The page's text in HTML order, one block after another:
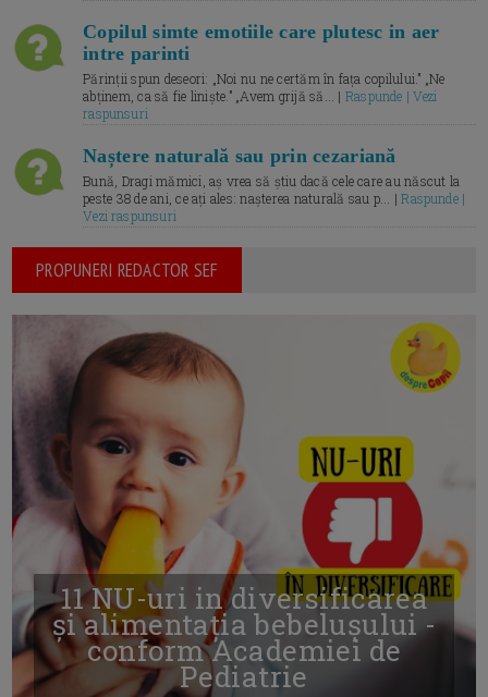
Copilul simte emotiile care plutesc in aer
intre parinti
Părinții spun deseori: „Noi nu ne certăm în fața copilului.” „Ne
abținem, ca să fie liniște.” „Avem grijă să... | Raspunde | Vezi
raspunsuri
Naștere naturală sau prin cezariană
Bună, Dragi mămici, aș vrea să știu dacă cele care au născut la
peste 38 de ani, ce ați ales: nașterea naturală sau p... |Raspunde |
Vezi raspunsuri
PROPUNERI REDACTOR SEF
11 NU-uri in diversificarea
și alimentația bebelușului -
conform Academiei de
Pediatrie